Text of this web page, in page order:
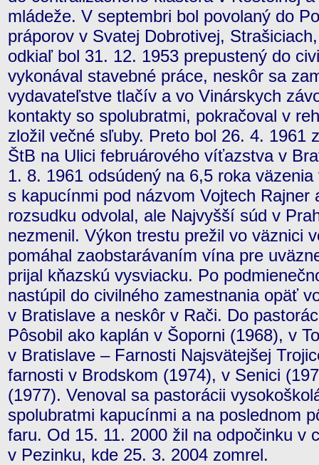
mládeže. V septembri bol povolaný do
práporov v Svatej Dobrotivej,
odkiaľ bol 31. 12. 1953 prepustený do
vykonával stavebné práce, neskôr sa
vydavateľstve tlačív a vo Vinárskych
kontakty so spolubratmi, pokračoval v
zložil večné sľuby. Preto bol 26. 4. 1961
ŠtB na Ulici februárového víťazstva v
1. 8. 1961 odsúdený na 6,5 roka
s kapucínmi pod názvom Vojtech Rajner
rozsudku odvolal, ale Najvyšší súd v
nezmenil. Výkon trestu prežil vo väznici
pomáhal zaobstarávaním vína pre
prijal kňazskú vysviacku. Po
nastúpil do civilného zamestnania opäť
v Bratislave a neskôr v Rači. Do
Pôsobil ako kaplán v Šoporni (1968), v
v Bratislave – Farnosti Najsvätejšej
farnosti v Brodskom (1974), v Senici
(1977). Venoval sa pastorácii
spolubratmi kapucínmi a na poslednom
faru. Od 15. 11. 2000 žil na odpočinku v
v Pezinku, kde 25. 3. 2004 zomrel.